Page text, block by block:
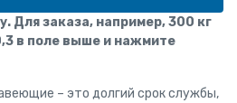
Для заказа, например, 300 кг
в поле выше и нажмите
– это долгий срок службы,